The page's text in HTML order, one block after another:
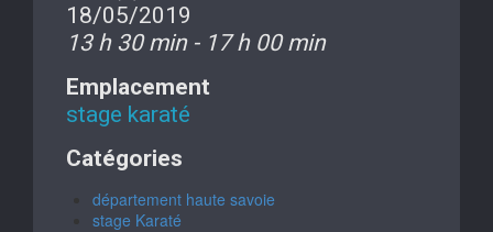
18/05/2019
13 h 30 min - 17 h 00 min
Emplacement
stage karaté
Catégories
département haute savoie
stage Karaté